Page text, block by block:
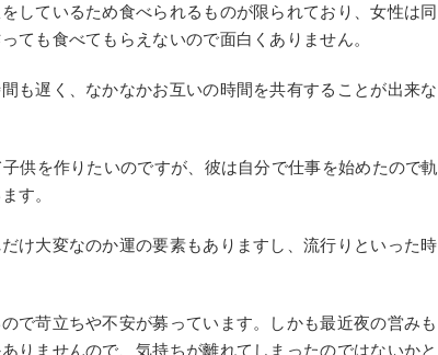
しているため食べられるものが限られており、女性は同
ても食べてもらえないので面白くありません。
も遅く、なかなかお互いの時間を共有することが出来な
供を作りたいのですが、彼は自分で仕事を始めたので軌
す。
け大変なのか運の要素もありますし、流行りといった時
で苛立ちや不安が募っています。しかも最近夜の営みも
りませんので、気持ちが離れてしまったのではないかと